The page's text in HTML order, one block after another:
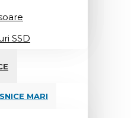
SSD
MARI